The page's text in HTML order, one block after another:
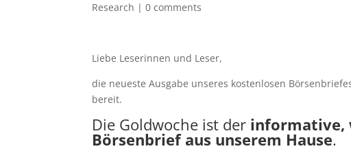
Research |0 comments
Liebe Leserinnen und Leser,
die neueste Ausgabe unseres kostenlosen
bereit.
Die Goldwoche ist der informative,
Börsenbrief aus unserem Hause.